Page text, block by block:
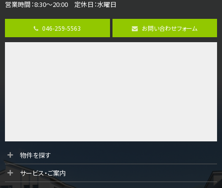
第8位
3,598万円
4ＬＤＫ
長後駅
第10位
3,990万円
古淵駅
営業時間：8:30～20:00 定休日：水曜日
046-259-5563 お問い合わせフォーム
物件を探す
サービス・ご案内